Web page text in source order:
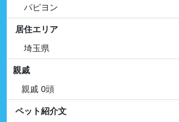
パピヨン
居住エリア
埼玉県
親戚
親戚 0頭
ペット紹介文